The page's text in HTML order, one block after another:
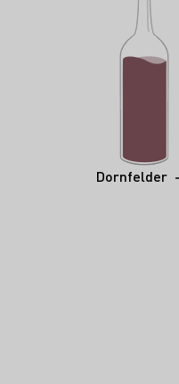
Dornfelder